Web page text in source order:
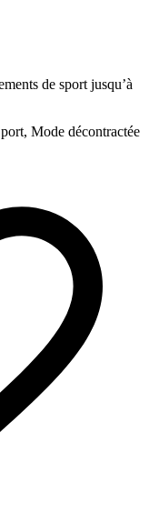
de sport jusqu’à
Mode décontractée